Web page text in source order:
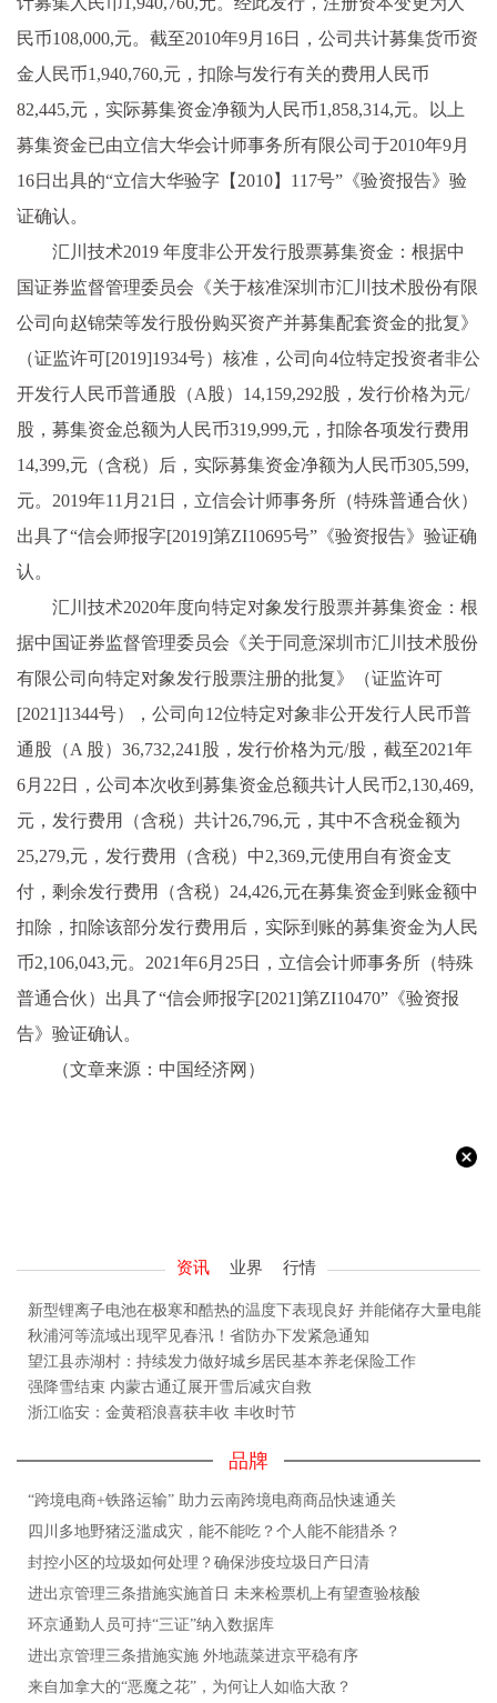
民币108,000,元。截至2010年9月16日，公司共计募集货币资
金人民币1,940,760,元，扣除与发行有关的费用人民币
82,445,元，实际募集资金净额为人民币1,858,314,元。以上
募集资金已由立信大华会计师事务所有限公司于2010年9月
16日出具的“立信大华验字【2010】117号”《验资报告》验
证确认。
汇川技术2019 年度非公开发行股票募集资金：根据中
国证券监督管理委员会《关于核准深圳市汇川技术股份有限
公司向赵锦荣等发行股份购买资产并募集配套资金的批复》
（证监许可[2019]1934号）核准，公司向4位特定投资者非公
开发行人民币普通股（A股）14,159,292股，发行价格为元/
股，募集资金总额为人民币319,999,元，扣除各项发行费用
14,399,元（含税）后，实际募集资金净额为人民币305,599,
元。2019年11月21日，立信会计师事务所（特殊普通合伙）
出具了“信会师报字[2019]第ZI10695号”《验资报告》验证确
认。
汇川技术2020年度向特定对象发行股票并募集资金：根
据中国证券监督管理委员会《关于同意深圳市汇川技术股份
有限公司向特定对象发行股票注册的批复》（证监许可
[2021]1344号），公司向12位特定对象非公开发行人民币普
通股（A 股）36,732,241股，发行价格为元/股，截至2021年
6月22日，公司本次收到募集资金总额共计人民币2,130,469,
元，发行费用（含税）共计26,796,元，其中不含税金额为
25,279,元，发行费用（含税）中2,369,元使用自有资金支
付，剩余发行费用（含税）24,426,元在募集资金到账金额中
扣除，扣除该部分发行费用后，实际到账的募集资金为人民
币2,106,043,元。2021年6月25日，立信会计师事务所（特殊
普通合伙）出具了“信会师报字[2021]第ZI10470”《验资报
告》验证确认。
（文章来源：中国经济网）
资讯 业界 行情
新型锂离子电池在极寒和酷热的温度下表现良好 并能储存大量电能
秋浦河等流域出现罕见春汛！省防办下发紧急通知
望江县赤湖村：持续发力做好城乡居民基本养老保险工作
强降雪结束 内蒙古通辽展开雪后减灾自救
浙江临安：金黄稻浪喜获丰收 丰收时节
品牌
“跨境电商+铁路运输” 助力云南跨境电商商品快速通关
四川多地野猪泛滥成灾，能不能吃？个人能不能猎杀？
封控小区的垃圾如何处理？确保涉疫垃圾日产日清
进出京管理三条措施实施首日 未来检票机上有望查验核酸
环京通勤人员可持“三证”纳入数据库
进出京管理三条措施实施 外地蔬菜进京平稳有序
来自加拿大的“恶魔之花”，为何让人如临大敌？